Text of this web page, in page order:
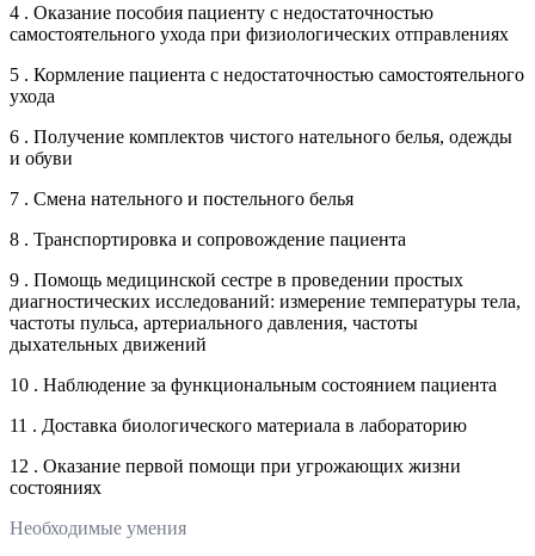
4 . Оказание пособия пациенту с недостаточностью
самостоятельного ухода при физиологических отправлениях
5 . Кормление пациента с недостаточностью самостоятельного
ухода
6 . Получение комплектов чистого нательного белья, одежды
и обуви
7 . Смена нательного и постельного белья
8 . Транспортировка и сопровождение пациента
9 . Помощь медицинской сестре в проведении простых
диагностических исследований: измерение температуры тела,
частоты пульса, артериального давления, частоты
дыхательных движений
10 . Наблюдение за функциональным состоянием пациента
11 . Доставка биологического материала в лабораторию
12 . Оказание первой помощи при угрожающих жизни
состояниях
Необходимые умения